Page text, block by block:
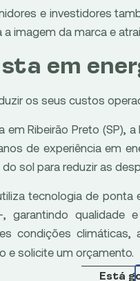
e investidores
a imagem da marca e
em
os seus custos
em Ribeirão Preto (SP),
de experiência em
sol para reduzir as
tecnologia de
garantindo qualidade
condições climáticas,
e solicite um orçamento.
Está